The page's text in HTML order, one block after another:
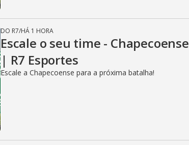
DO R7/HÁ 1 HORA
Escale o seu time - Chapecoense
| R7 Esportes
Escale a Chapecoense para a próxima batalha!